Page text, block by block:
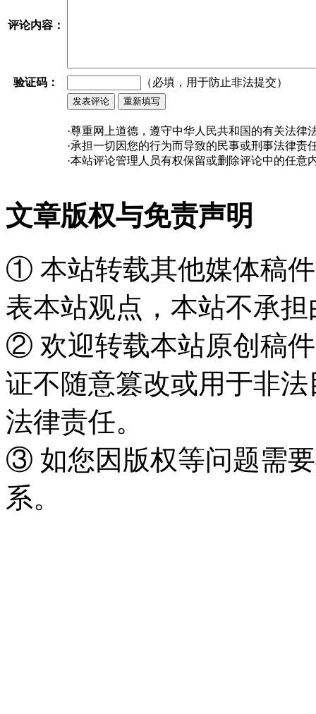
评论内容：
验证码： （必填，用于防止非法提交）
·尊重网上道德，遵守中华人民共和国的有关法律
·承担一切因您的行为而导致的民事或刑事法律责
·本站评论管理人员有权保留或删除评论中的任意
文章版权与免责声明
① 本站转载其他媒体稿
表本站观点，本站不承
② 欢迎转载本站原创稿
证不随意篡改或用于非
法律责任。
③ 如您因版权等问题需
系。